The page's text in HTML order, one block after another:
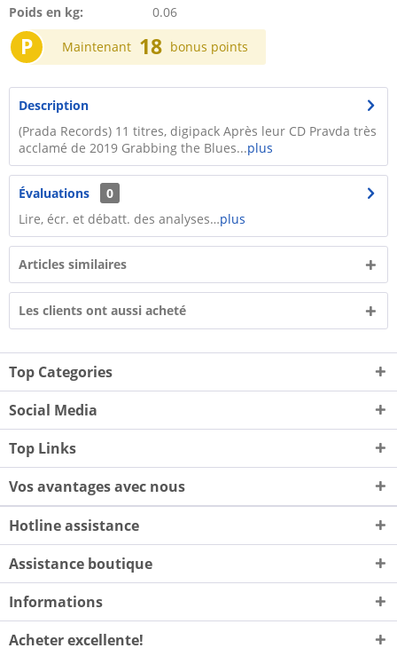
Poids en kg:
0.06
P Maintenant 18 bonus points
Description
(Prada Records) 11 titres, digipack Après leur CD Pravda très
acclamé de 2019 Grabbing the Blues...plus
Évaluations
0
Lire, écr. et débatt. des analyses…plus
Articles similaires
Les clients ont aussi acheté
Top Categories
Social Media
Top Links
Vos avantages avec nous
Hotline assistance
Assistance boutique
Informations
Acheter excellente!